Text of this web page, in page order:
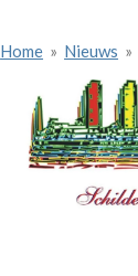
Home » Nieuws »